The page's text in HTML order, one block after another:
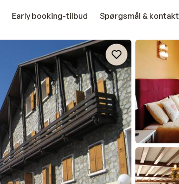
Early booking-tilbud Spørgsmål & kontakt